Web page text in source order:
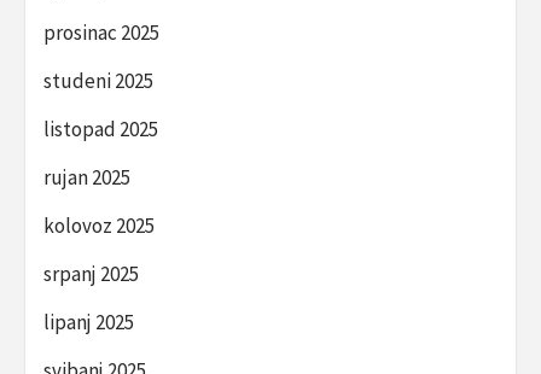
prosinac 2025
studeni 2025
listopad 2025
rujan 2025
kolovoz 2025
srpanj 2025
lipanj 2025